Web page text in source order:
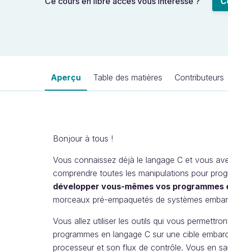
Aperçu Table des matières Contributeurs
Bonjour à tous !
Vous connaissez déjà le langage C et vous
comprendre toutes les manipulations pour
développer vous-mêmes vos programmes
morceaux pré-empaquetés de systèmes
Vous allez utiliser les outils qui vous
programmes en langage C sur une cible
processeur et son flux de contrôle. Vous en